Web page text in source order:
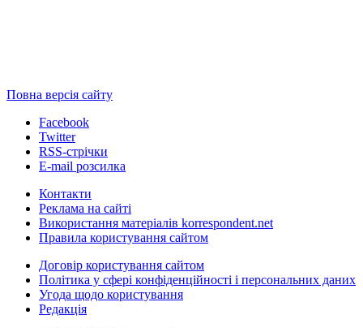
Повна версія сайту
Facebook
Twitter
RSS-стрічки
E-mail розсилка
Контакти
Реклама на сайті
Використання матеріалів korrespondent.net
Правила користування сайтом
Договір користування сайтом
Політика у сфері конфіденційності і персональних даних
Угода щодо користування
Редакція